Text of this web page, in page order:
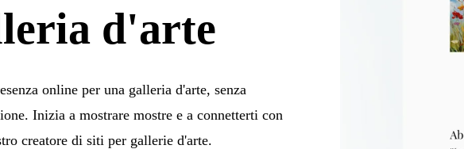
d'arte
online per una galleria d'arte, senza
Inizia a mostrare mostre e a connetterti con
creatore di siti per gallerie d'arte.